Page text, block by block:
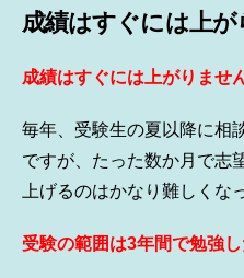
成績はすぐには上が
成績はすぐには上がりませ
毎年、受験生の夏以降に相
ですが、たった数か月で志
上げるのはかなり難しくな
受験の範囲は3年間で勉強し